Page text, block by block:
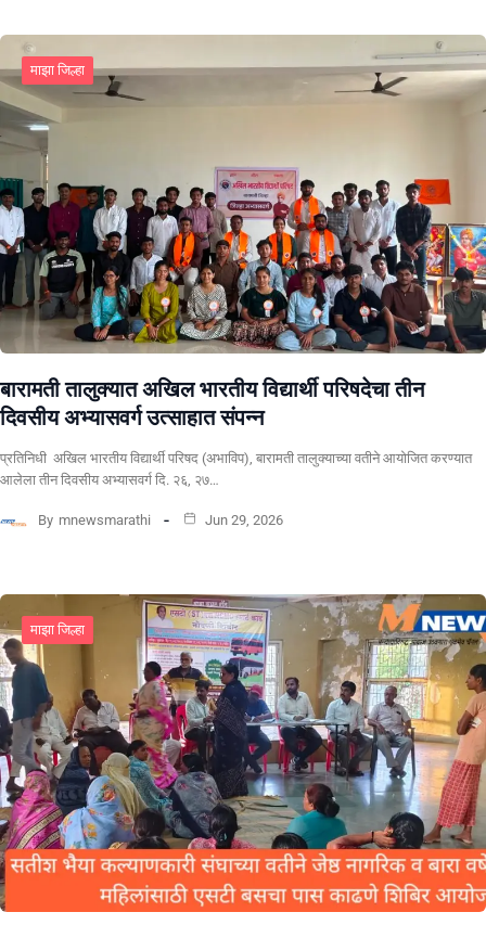
माझा जिल्हा
बारामती तालुक्यात अखिल भारतीय विद्यार्थी परिषदेचा तीन
दिवसीय अभ्यासवर्ग उत्साहात संपन्न
प्रतिनिधी अखिल भारतीय विद्यार्थी परिषद (अभाविप), बारामती तालुक्याच्या वतीने आयोजित करण्यात
आलेला तीन दिवसीय अभ्यासवर्ग दि. २६, २७…
By mnewsmarathi Jun 29, 2026
माझा जिल्हा